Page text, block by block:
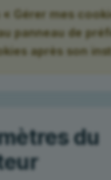
« Gérer mes
panneau de
après son
du